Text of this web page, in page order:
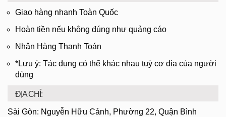
Giao hàng nhanh Toàn Quốc
Hoàn tiền nếu không đúng như quảng cáo
Nhận Hàng Thanh Toán
*Lưu ý: Tác dụng có thể khác nhau tuỳ cơ địa của người
dùng
ĐỊA CHỈ:
Sài Gòn: Nguyễn Hữu Cảnh, Phường 22, Quận Bình